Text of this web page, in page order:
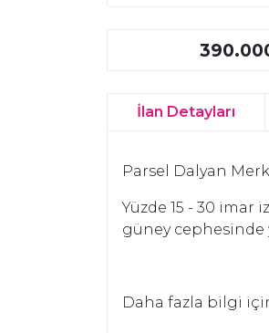
İlan Detayları
Parsel Dalyan
Yüzde 15 - 30
güney cephesinde
Daha fazla bilgi